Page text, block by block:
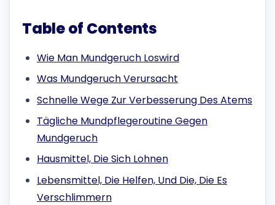
Table of Contents
Wie Man Mundgeruch Loswird
Was Mundgeruch Verursacht
Schnelle Wege Zur Verbesserung Des Atems
Tägliche Mundpflegeroutine Gegen
Mundgeruch
Hausmittel, Die Sich Lohnen
Lebensmittel, Die Helfen, Und Die, Die Es
Verschlimmern